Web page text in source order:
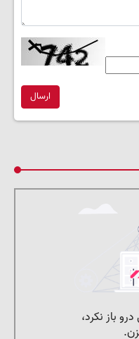
ارسال